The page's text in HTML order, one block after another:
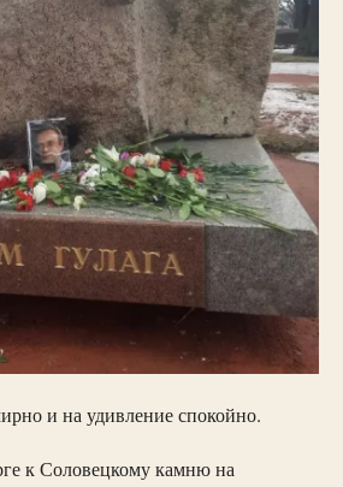
и на удивление спокойно.
к Соловецкому камню на